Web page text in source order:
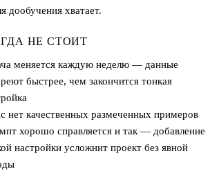
дообучения хватает.
НЕ СТОИТ
меняется каждую неделю — данные
быстрее, чем закончится тонкая
нет качественных размеченных примеров
хорошо справляется и так — добавление
настройки усложнит проект без явной